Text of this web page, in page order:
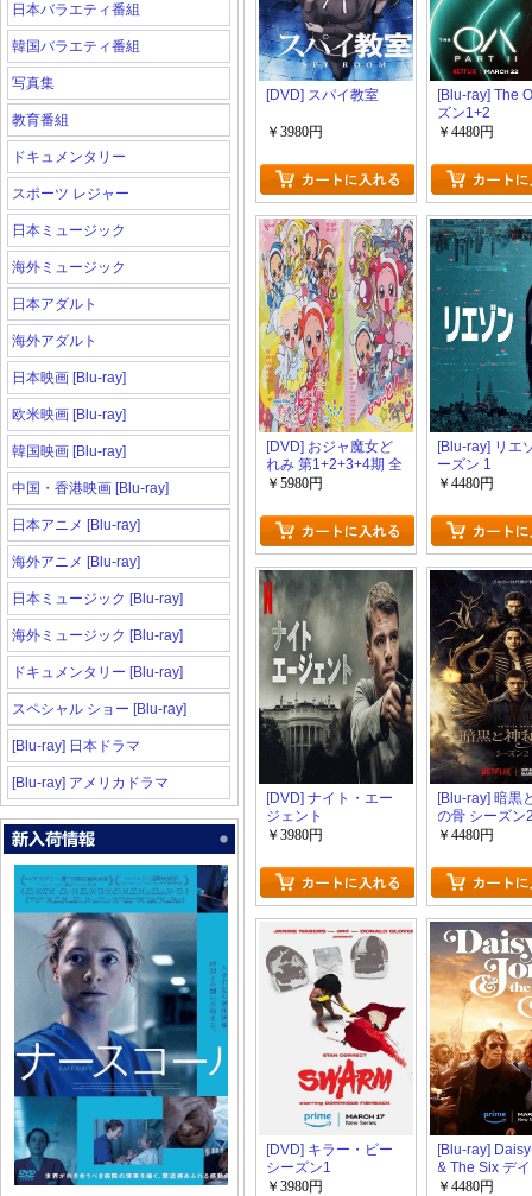
日本バラエティ番組
韓国バラエティ番組
写真集
教育番組
ドキュメンタリー
スポーツ レジャー
日本ミュージック
海外ミュージック
日本アダルト
海外アダルト
日本映画 [Blu-ray]
欧米映画 [Blu-ray]
韓国映画 [Blu-ray]
中国・香港映画 [Blu-ray]
日本アニメ [Blu-ray]
海外アニメ [Blu-ray]
日本ミュージック [Blu-ray]
海外ミュージック [Blu-ray]
ドキュメンタリー [Blu-ray]
スペシャル ショー [Blu-ray]
[Blu-ray] 日本ドラマ
[Blu-ray] アメリカドラマ
[DVD] スパイ教室
￥3980円
[Blu-ray] The
ズン1+2
￥4480円
[DVD] おジャ魔女ど
れみ 第1+2+3+4期 全
201話+OVA+劇場版
￥5980円
[Blu-ray] リエ
ーズン 1
￥4480円
[DVD] ナイト・エー
ジェント
￥3980円
[Blu-ray] 暗黒
の骨 シーズン
￥4480円
[DVD] キラー・ビー
シーズン1
￥3980円
[Blu-ray]
& The Six デ
ジョーンズ・
￥4480円